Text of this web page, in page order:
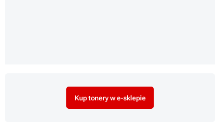
Kup tonery w e-sklepie